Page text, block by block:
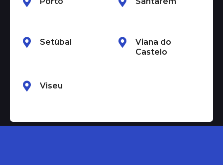
Setúbal
Viana do
Castelo
Viseu